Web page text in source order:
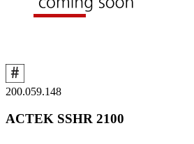
200.059.148
ACTEK SSHR 2100